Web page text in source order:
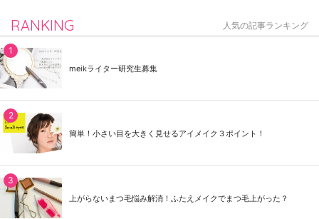
RANKING 人気の記事ランキング
meikライター研究生募集
簡単！小さい目を大きく見せるアイメイク３ポイント！
上がらないまつ毛悩み解消！ふたえメイクでまつ毛上がった？